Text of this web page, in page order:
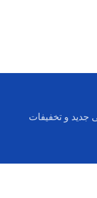
جدید و تخفیفات